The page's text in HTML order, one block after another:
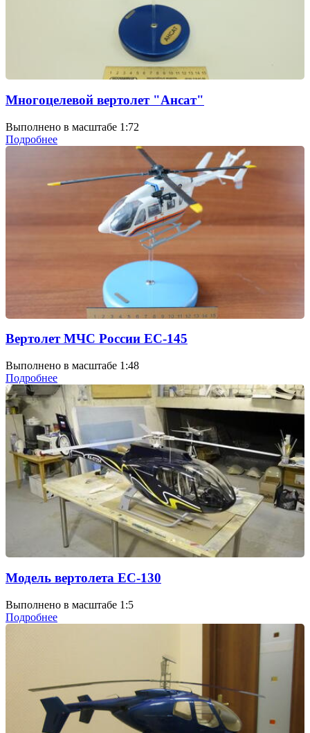
Многоцелевой вертолет "Ансат"
Выполнено в масштабе 1:72
Подробнее
Вертолет МЧС России ЕС-145
Выполнено в масштабе 1:48
Подробнее
Модель вертолета EC-130
Выполнено в масштабе 1:5
Подробнее